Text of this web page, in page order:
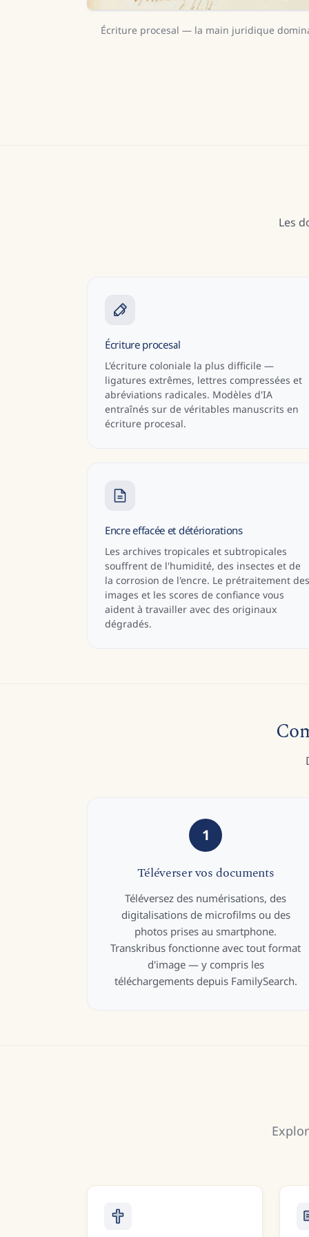
Écriture procesal — la main juridique
Les
Écriture procesal
L'écriture coloniale la plus difficile —
ligatures extrêmes, lettres compressées et
abréviations radicales. Modèles d'IA
entraînés sur de véritables manuscrits en
écriture procesal.
Encre effacée et détériorations
Les archives tropicales et subtropicales
souffrent de l'humidité, des insectes et de
la corrosion de l'encre. Le prétraitement des
images et les scores de confiance vous
aident à travailler avec des originaux
dégradés.
1
Téléverser vos documents
Téléversez des numérisations, des
digitalisations de microfilms ou des
photos prises au smartphone.
Transkribus fonctionne avec tout format
d'image — y compris les
téléchargements depuis FamilySearch.